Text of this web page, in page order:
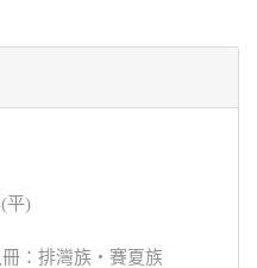
平)
冊：排灣族‧賽夏族